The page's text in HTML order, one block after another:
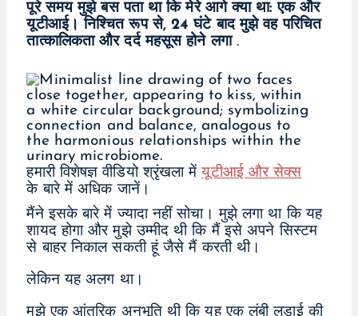
पूरे समय मुझे बस पता था कि मेरे आगे क्या था: एक और
यूटीआई। निश्चित रूप से, 24 घंटे बाद मुझे वह परिचित
तात्कालिकता और दर्द महसूस होने लगा .
हमारी विशेषज्ञ वीडियो श्रृंखला मेंयूटीआई और सेक्स
के बारे में अधिक जानें।
मैंने इसके बारे में ज्यादा नहीं सोचा। मुझे लगा था कि यह
शायद होगा और मुझे उम्मीद थी कि मैं इसे अपने सिस्टम
से बाहर निकाल सकती हूं जैसे मैं करती थी।
लेकिन यह अलग था।
मुझे एक आंतरिक अनुभूति थी कि यह एक लंबी लड़ाई की